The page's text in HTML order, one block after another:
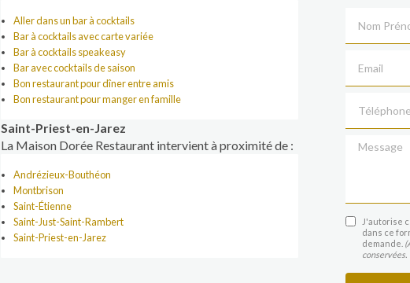
Aller dans un bar à cocktails
Bar à cocktails avec carte variée
Bar à cocktails speakeasy
Bar avec cocktails de saison
Bon restaurant pour dîner entre amis
Bon restaurant pour manger en famille
Saint-Priest-en-Jarez
La Maison Dorée Restaurant intervient à proximité de :
Andrézieux-Bouthéon
Montbrison
Saint-Étienne
Saint-Just-Saint-Rambert
Saint-Priest-en-Jarez
Message
J'autorise
dans ce
demande.
conservées.